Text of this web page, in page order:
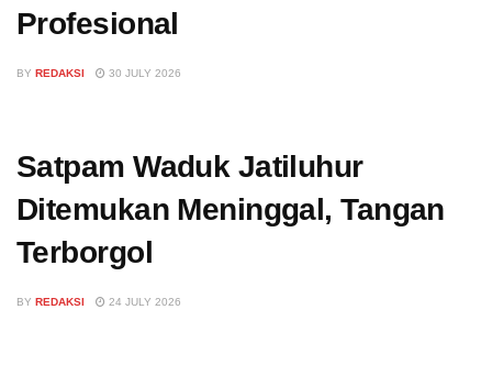
Profesional
BY REDAKSI 30 JULY 2026
Satpam Waduk Jatiluhur
Ditemukan Meninggal, Tangan
Terborgol
BY REDAKSI 24 JULY 2026